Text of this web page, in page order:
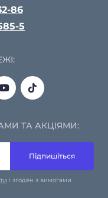
86
5
ТА АКЦІЯМИ:
Підпишіться
і згоден з вимогами